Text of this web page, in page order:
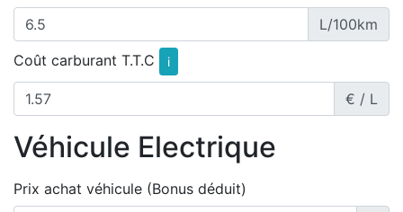
L/100km
Coût carburant T.T.C
i
€ / L
Véhicule Electrique
Prix achat véhicule (Bonus déduit)